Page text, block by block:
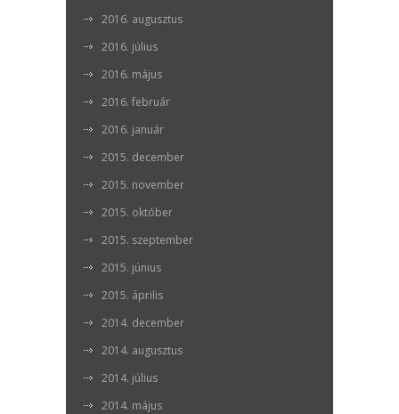
2016. augusztus
2016. július
2016. május
2016. február
2016. január
2015. december
2015. november
2015. október
2015. szeptember
2015. június
2015. április
2014. december
2014. augusztus
2014. július
2014. május